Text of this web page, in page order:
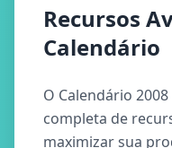
Recursos
Calendário
O Calendário
completa de
maximizar sua